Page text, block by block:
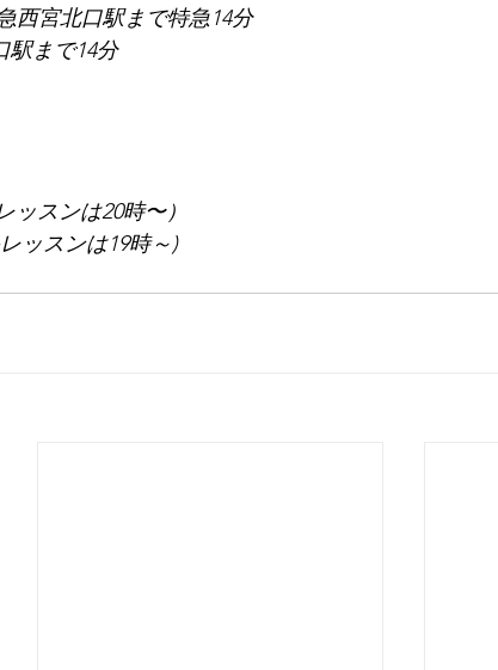
西宮北口駅まで特急14分
駅まで14分
ッスンは20時〜）
ッスンは19時～)